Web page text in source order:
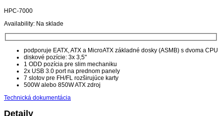
HPC-7000
Availability: Na sklade
podporuje EATX, ATX a MicroATX základné dosky (ASMB) s dvoma CPU
diskové pozície: 3x 3,5"
1 ODD pozícia pre slim mechaniku
2x USB 3.0 port na prednom panely
7 slotov pre FH/FL rozširujúce karty
500W alebo 850W ATX zdroj
Technická dokumentácia
Detaily